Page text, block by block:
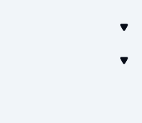
naar keuze.